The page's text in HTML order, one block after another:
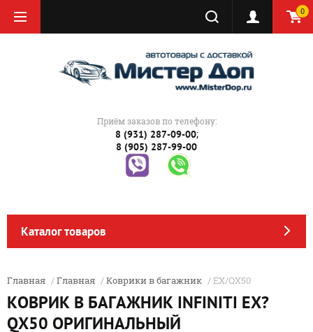
0
Приём заказов по телефону:
8 (931) 287-09-00;
8 (905) 287-99-00
Каталог товаров
Главная /Главная /Коврики в багажник / EX/QX50
КОВРИК В БАГАЖНИК INFINITI EX?
QX50 ОРИГИНАЛЬНЫЙ